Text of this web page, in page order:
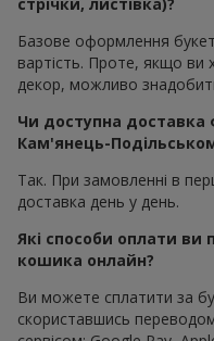
стрічки, листівка)?
Базове оформлення
вартість. Проте, якщо ви
декор, можливо
Чи доступна
Кам'янець-
Так. При замовленні в
доставка день у день.
Які способи оплати ви
кошика онлайн?
Ви можете сплатити за
скориставшись